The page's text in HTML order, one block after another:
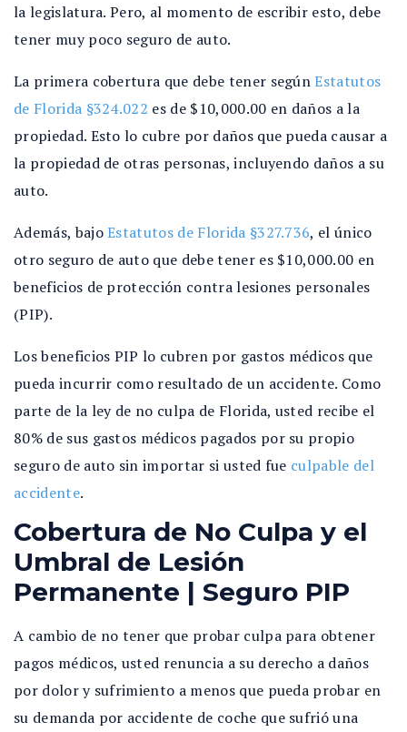
la legislatura. Pero, al momento de escribir esto, debe
tener muy poco seguro de auto.
La primera cobertura que debe tener segúnEstatutos
de Florida §324.022 es de $10,000.00 en daños a la
propiedad. Esto lo cubre por daños que pueda causar a
la propiedad de otras personas, incluyendo daños a su
auto.
Además, bajoEstatutos de Florida §327.736, el único
otro seguro de auto que debe tener es $10,000.00 en
beneficios de protección contra lesiones personales
(PIP).
Los beneficios PIP lo cubren por gastos médicos que
pueda incurrir como resultado de un accidente. Como
parte de la ley de no culpa de Florida, usted recibe el
80% de sus gastos médicos pagados por su propio
seguro de auto sin importar si usted fue culpable del
accidente.
Cobertura de No Culpa y el
Umbral de Lesión
Permanente | Seguro PIP
A cambio de no tener que probar culpa para obtener
pagos médicos, usted renuncia a su derecho a daños
por dolor y sufrimiento a menos que pueda probar en
su demanda por accidente de coche que sufrió una